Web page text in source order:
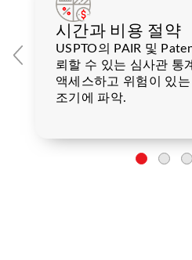
시간과 비용 절약
USPTO의 PAIR 및
뢰할 수 있는 심사관 통
액세스하고 위험이 있
조기에 파악.